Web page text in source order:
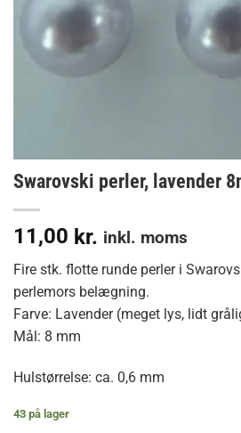
Swarovski perler, lavender
11,00 kr. inkl. moms
Fire stk. flotte runde perler i
perlemors belægning.
Farve: Lavender (meget lys, lidt
Mål: 8 mm
Hulstørrelse: ca. 0,6 mm
43 på lager